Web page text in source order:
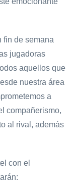
fin de semana
jugadoras
aquellos que
nuestra área
a
compañerismo,
al rival, además
con el